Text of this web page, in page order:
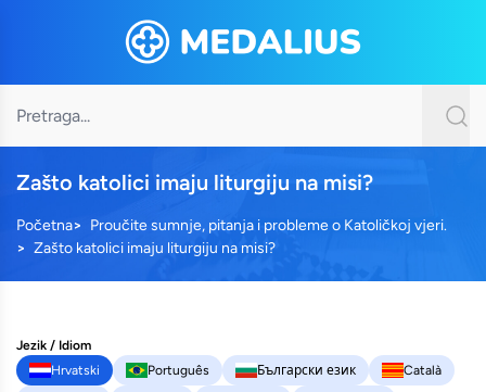
Zašto katolici imaju liturgiju na misi?
Početna
Proučite sumnje, pitanja i probleme o Katoličkoj vjeri.
Zašto katolici imaju liturgiju na misi?
Jezik / Idiom
Hrvatski
Português Български език
Català